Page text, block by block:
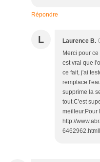
Répondre
L Laurence B.
Merci pour
est vrai que
ce fait, j'ai
remplace
supprime la
tout.C'est
meilleur.Pour
http://